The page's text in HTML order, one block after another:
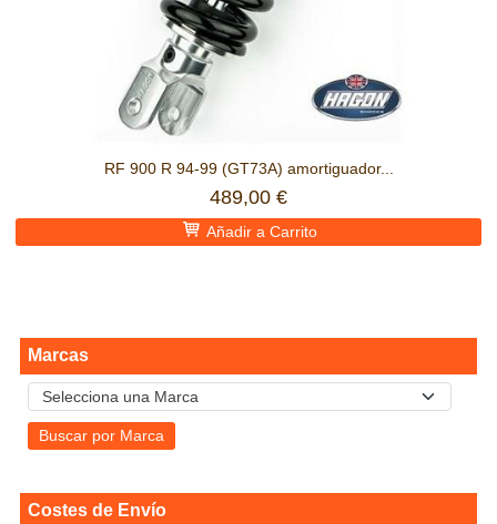
Marcas
Costes de Envío
RF 900 R 94-99 (GT73A) amortiguador...
489,00 €
Añadir a Carrito